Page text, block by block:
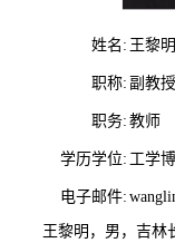
姓名: 王黎明
职称: 副教授
职务: 教师
学历学位: 工学
电子邮件:
王黎明，男，吉林